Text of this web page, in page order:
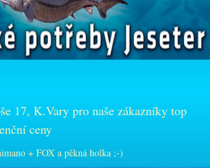
17, K.Vary pro naše zákazníky top
ceny
+ FOX a pěkná holka ;-)